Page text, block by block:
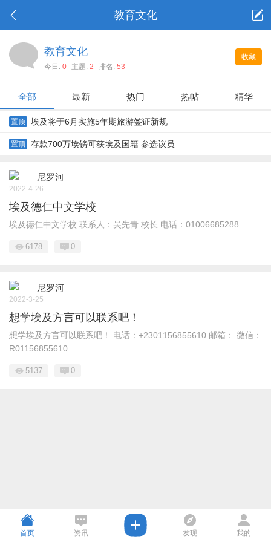
教育文化
收藏
教育文化
今日: 0 主题: 2 排名: 53
全部 最新 热门 热帖 精华
置顶 埃及将于6月实施5年期旅游签证新规
置顶 存款700万埃镑可获埃及国籍 参选议员
尼罗河
2022-4-26
埃及德仁中文学校
埃及德仁中文学校 联系人：吴先青 校长 电话：01006685288
6178 0
尼罗河
2022-3-25
想学埃及方言可以联系吧！
想学埃及方言可以联系吧！ 电话：+2301156855610 邮箱： 微信：
R01156855610 ...
5137 0
首页 资讯 发现 我的